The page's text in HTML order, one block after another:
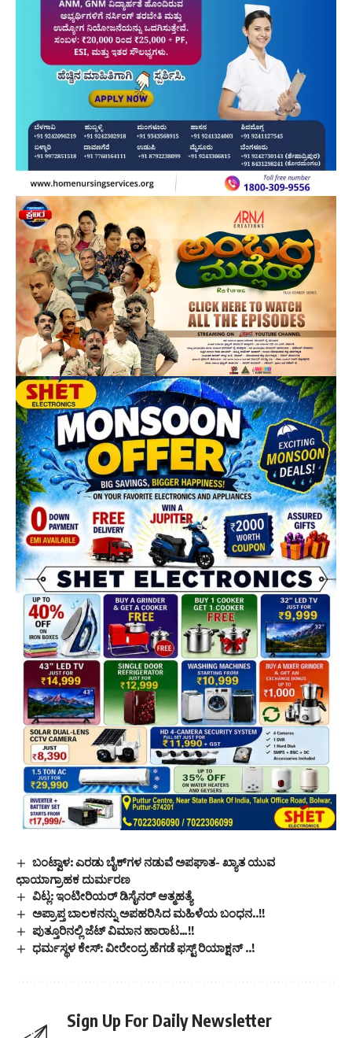
ಬಂಟ್ವಾಳ: ಎರಡು ಬೈಕ್‌ಗಳ ನಡುವೆ ಅಪಘಾತ- ಖ್ಯಾತ ಯುವ
ಛಾಯಾಗ್ರಾಹಕ ದುರ್ಮರಣ
ವಿಟ್ಲ: ಇಂಟೀರಿಯರ್ ಡಿಸೈನರ್ ಆತ್ಮಹತ್ಯೆ
ಅಪ್ರಾಪ್ತ ಬಾಲಕನನ್ನು ಅಪಹರಿಸಿದ ಮಹಿಳೆಯ ಬಂಧನ..!!
ಪುತ್ತೂರಿನಲ್ಲಿ ಜೆಟ್ ವಿಮಾನ ಹಾರಾಟ…!!
ಧರ್ಮಸ್ಥಳ ಕೇಸ್: ವೀರೇಂದ್ರ ಹೆಗಡೆ ಫಸ್ಟ್ ರಿಯಾಕ್ಷನ್ ..!
Sign Up For Daily Newsletter